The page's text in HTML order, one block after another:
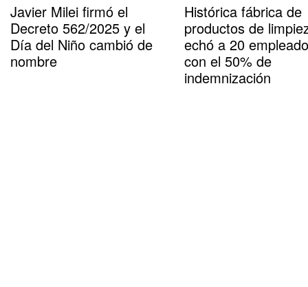
Javier Milei firmó el
Decreto 562/2025 y el
Día del Niño cambió de
nombre
Histórica fábrica de
productos de
echó a 20
con el 50% de
indemnización